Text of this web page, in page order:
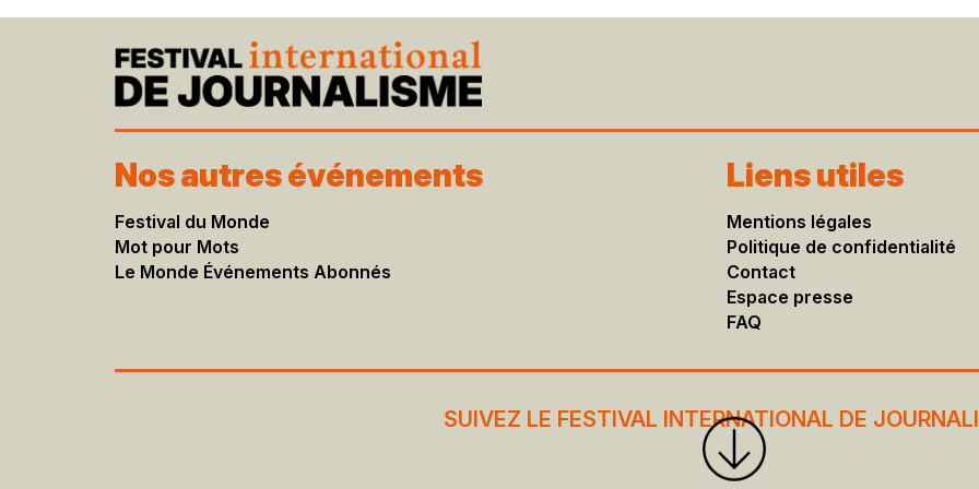
Nos autres événements
Festival du Monde
Mot pour Mots
Le Monde Événements Abonnés
Liens utiles
Mentions légales​
Politique de confidentialité
Contact
Espace presse
FAQ
SUIVEZ LE FESTIVAL INTERNATIONAL DE